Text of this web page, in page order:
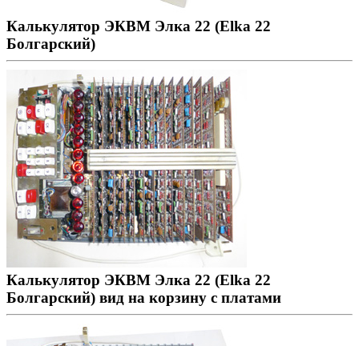
Калькулятор ЭКВМ Элка 22 (Elka 22
Болгарский)
Калькулятор ЭКВМ Элка 22 (Elka 22
Болгарский) вид на корзину с платами